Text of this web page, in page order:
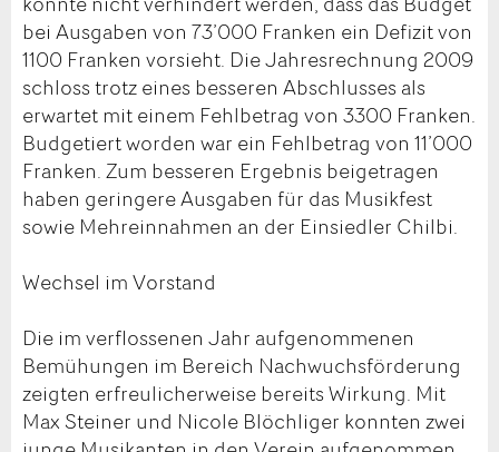
bei Ausgaben von 73’000 Franken ein Defizit von
1100 Franken vorsieht. Die Jahresrechnung 2009
schloss trotz eines besseren Abschlusses als
erwartet mit einem Fehlbetrag von 3300 Franken.
Budgetiert worden war ein Fehlbetrag von 11’000
Franken. Zum besseren Ergebnis beigetragen
haben geringere Ausgaben für das Musikfest
sowie Mehreinnahmen an der Einsiedler Chilbi.
Wechsel im Vorstand
Die im verflossenen Jahr aufgenommenen
Bemühungen im Bereich Nachwuchsförderung
zeigten erfreulicherweise bereits Wirkung. Mit
Max Steiner und Nicole Blöchliger konnten zwei